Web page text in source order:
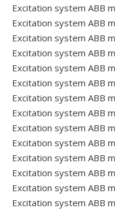
Excitation system ABB
Excitation system ABB
Excitation system ABB
Excitation system ABB
Excitation system ABB
Excitation system ABB
Excitation system ABB
Excitation system ABB
Excitation system ABB
Excitation system ABB
Excitation system ABB
Excitation system ABB
Excitation system ABB
Excitation system ABB